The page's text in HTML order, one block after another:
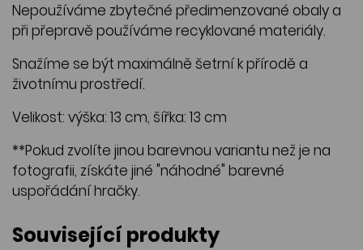
Nepoužíváme zbytečné předimenzované obaly a
při přepravě používáme recyklované materiály.
Snažíme se být maximálně šetrní k přírodě a
životnímu prostředí.
Velikost: výška: 13 cm, šířka: 13 cm
**Pokud zvolíte jinou barevnou variantu než je na
fotografii, získáte jiné "náhodné" barevné
uspořádání hračky.
Související produkty